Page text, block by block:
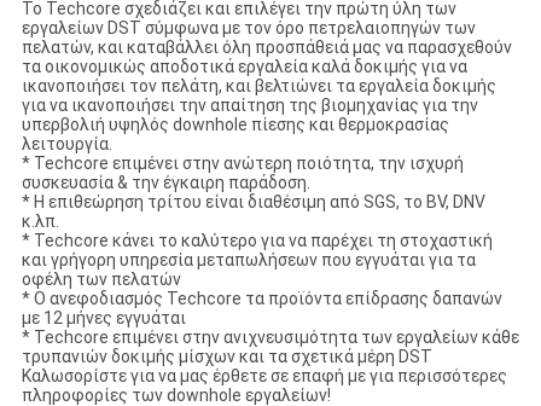
Το Techcore σχεδιάζει και επιλέγει την πρώτη ύλη των
εργαλείων DST σύμφωνα με τον όρο πετρελαιοπηγών των
πελατών, και καταβάλλει όλη προσπάθειά μας να παρασχεθούν
τα οικονομικώς αποδοτικά εργαλεία καλά δοκιμής για να
ικανοποιήσει τον πελάτη, και βελτιώνει τα εργαλεία δοκιμής
για να ικανοποιήσει την απαίτηση της βιομηχανίας για την
υπερβολιή υψηλός downhole πίεσης και θερμοκρασίας
λειτουργία.
* Techcore επιμένει στην ανώτερη ποιότητα, την ισχυρή
συσκευασία & την έγκαιρη παράδοση.
* Η επιθεώρηση τρίτου είναι διαθέσιμη από SGS, το BV, DNV
κ.λπ.
* Techcore κάνει το καλύτερο για να παρέχει τη στοχαστική
και γρήγορη υπηρεσία μεταπωλήσεων που εγγυάται για τα
οφέλη των πελατών
* Ο ανεφοδιασμός Techcore τα προϊόντα επίδρασης δαπανών
με 12 μήνες εγγυάται
* Techcore επιμένει στην ανιχνευσιμότητα των εργαλείων κάθε
τρυπανιών δοκιμής μίσχων και τα σχετικά μέρη DST
Καλωσορίστε για να μας έρθετε σε επαφή με για περισσότερες
πληροφορίες των downhole εργαλείων!